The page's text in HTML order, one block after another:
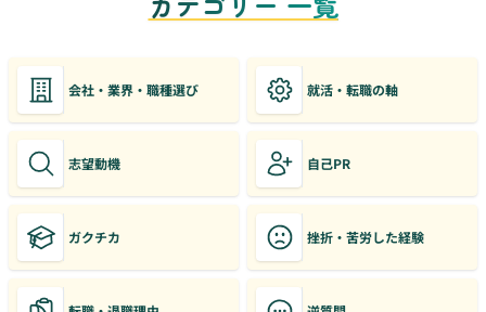
会社・業界・職種選び 就活・転職の軸
志望動機 自己PR
ガクチカ 挫折・苦労した経験